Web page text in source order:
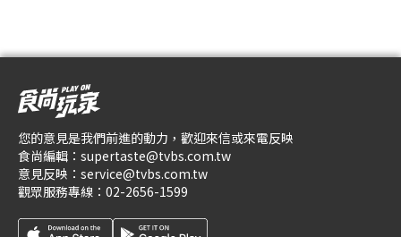
您的意見是我們前進的動力，歡迎來信或來電反映
食尚編輯： supertaste@tvbs.com.tw
意見反映： service@tvbs.com.tw
觀眾服務專線： 02-2656-1599